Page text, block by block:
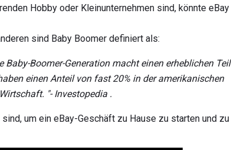
Hobby oder Kleinunternehmen sind, könnte eBay
sind Baby Boomer definiert als:
Boomer-Generation macht einen erheblichen Teil
einen Anteil von fast 20% in der amerikanischen
"- Investopedia .
um ein eBay-Geschäft zu Hause zu starten und zu